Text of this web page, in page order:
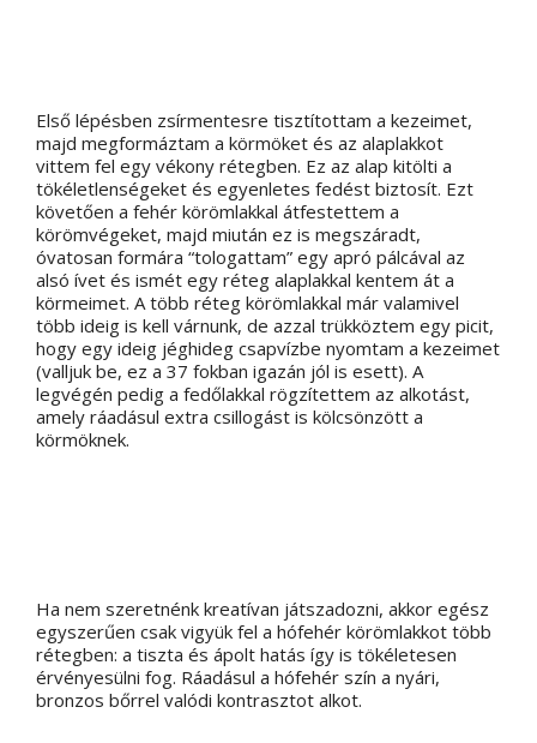
Első lépésben zsírmentesre tisztítottam a kezeimet,
majd megformáztam a körmöket és az alaplakkot
vittem fel egy vékony rétegben. Ez az alap kitölti a
tökéletlenségeket és egyenletes fedést biztosít. Ezt
követően a fehér körömlakkal átfestettem a
körömvégeket, majd miután ez is megszáradt,
óvatosan formára “tologattam” egy apró pálcával az
alsó ívet és ismét egy réteg alaplakkal kentem át a
körmeimet. A több réteg körömlakkal már valamivel
több ideig is kell várnunk, de azzal trükköztem egy picit,
hogy egy ideig jéghideg csapvízbe nyomtam a kezeimet
(valljuk be, ez a 37 fokban igazán jól is esett). A
legvégén pedig a fedőlakkal rögzítettem az alkotást,
amely ráadásul extra csillogást is kölcsönzött a
körmöknek.
Ha nem szeretnénk kreatívan játszadozni, akkor egész
egyszerűen csak vigyük fel a hófehér körömlakkot több
rétegben: a tiszta és ápolt hatás így is tökéletesen
érvényesülni fog. Ráadásul a hófehér szín a nyári,
bronzos bőrrel valódi kontrasztot alkot.